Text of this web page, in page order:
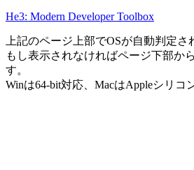
He3: Modern Developer Toolbox
上記のページ上部でOSが自動判定さ
もし表示されなければページ下部か
す。
Winは64-bit対応、MacはAppleシリコ